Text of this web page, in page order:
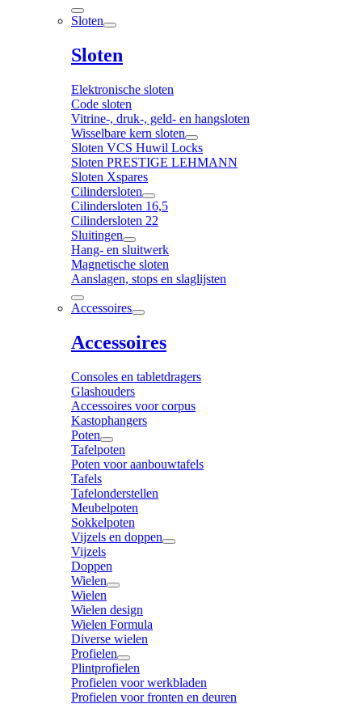
Sloten
Sloten
Elektronische sloten
Code sloten
Vitrine-, druk-, geld- en hangsloten
Wisselbare kern sloten
Sloten VCS Huwil Locks
Sloten PRESTIGE LEHMANN
Sloten Xspares
Cilindersloten
Cilindersloten 16,5
Cilindersloten 22
Sluitingen
Hang- en sluitwerk
Magnetische sloten
Aanslagen, stops en slaglijsten
Accessoires
Accessoires
Consoles en tabletdragers
Glashouders
Accessoires voor corpus
Kastophangers
Poten
Tafelpoten
Poten voor aanbouwtafels
Tafels
Tafelonderstellen
Meubelpoten
Sokkelpoten
Vijzels en doppen
Vijzels
Doppen
Wielen
Wielen
Wielen design
Wielen Formula
Diverse wielen
Profielen
Plintprofielen
Profielen voor werkbladen
Profielen voor fronten en deuren